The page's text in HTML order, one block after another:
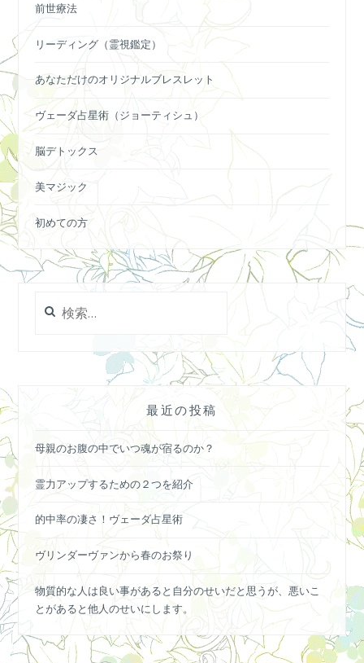
前世療法
リーディング（霊視鑑定）
あなただけのオリジナルブレスレット
ヴェーダ占星術（ジョーティシュ）
脳デトックス
美マジック
初めての方
索:
最近の投稿
母親のお腹の中でいつ魂が宿るのか？
霊力アップするための２つを紹介
的中率の凄さ！ヴェーダ占星術
ヴリンダーヴァンから春のお祭り
物質的な人は良い事があると自分のせいだと思うが、悪いこ
とがあると他人のせいにします。